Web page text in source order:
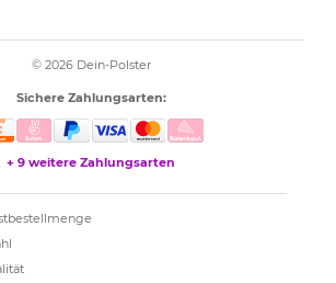
© 2026 Dein-Polster
Sichere Zahlungsarten:
+ 9 weitere Zahlungsarten